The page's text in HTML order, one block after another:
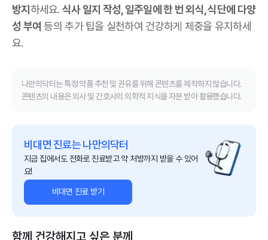
방지하세요. 식사 일지 작성, 일주일에 한 번 외식, 식단에 다양
성 부여 등의 추가 팁을 실천하여 건강하게 체중을 유지하세
요.
나만의닥터는 특정 약품 추천 및 권유를 위해 콘텐츠를 제작하지 않습니다.
콘텐츠의 내용은 의사 및 간호사의 의학적 지식을 자문 받아 활용했습니다.
비대면 진료는 나만의닥터
지금 집에서도 전화로 진료받고 약 처방까지 받을 수 있어
요!
비대면 진료 받기
함께 건강해지고 싶은 분께